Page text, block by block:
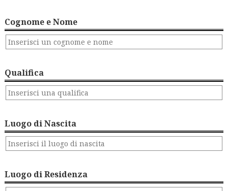
Cognome e Nome
Qualifica
Luogo di Nascita
Luogo di Residenza